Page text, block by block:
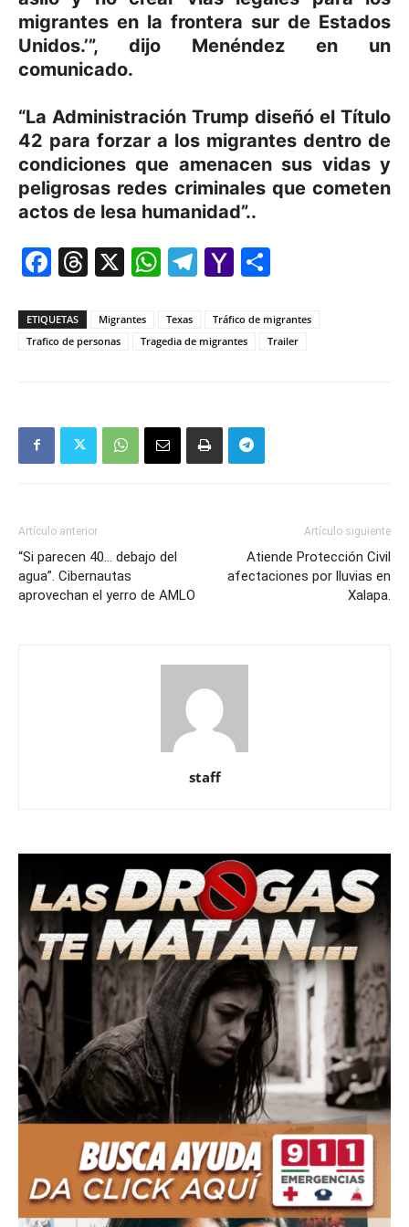
migrantes en la frontera sur de Estados
Unidos.’”, dijo Menéndez en un
comunicado.
“La Administración Trump diseñó el Título
42 para forzar a los migrantes dentro de
condiciones que amenacen sus vidas y
peligrosas redes criminales que cometen
actos de lesa humanidad”..
Facebook
Threads
X WhatsApp
Telegram
Yahoo
ETIQUETAS Migrantes Texas
Tráfico de migrantes
Trafico de personas
Tragedia de migrantes Trailer
Artículo anterior
“Si parecen 40… debajo del
agua”. Cibernautas
aprovechan el yerro de AMLO
Artículo siguiente
Atiende Protección Civil
afectaciones por lluvias en
Xalapa.
staff